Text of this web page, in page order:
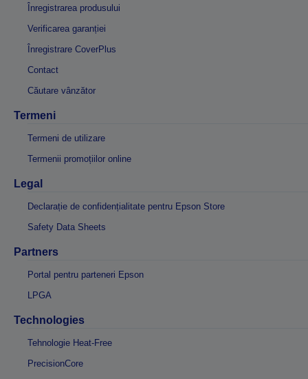
Înregistrarea produsului
Verificarea garanției
Înregistrare CoverPlus
Contact
Căutare vânzător
Termeni
Termeni de utilizare
Termenii promoțiilor online
Legal
Declarație de confidențialitate pentru Epson Store
Safety Data Sheets
Partners
Portal pentru parteneri Epson
LPGA
Technologies
Tehnologie Heat-Free
PrecisionCore